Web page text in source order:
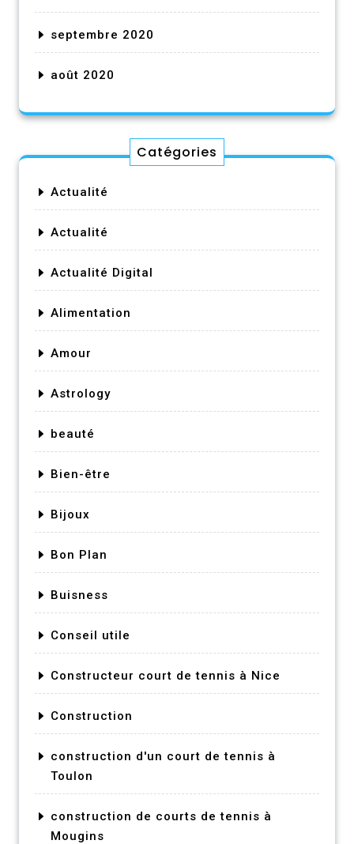
septembre 2020
août 2020
Catégories
Actualité
Actualité
Actualité Digital
Alimentation
Amour
Astrology
beauté
Bien-être
Bijoux
Bon Plan
Buisness
Conseil utile
Constructeur court de tennis à Nice
Construction
construction d'un court de tennis à
Toulon
construction de courts de tennis à
Mougins